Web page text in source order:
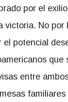
por el
victoria. No
el potencial
que
entre